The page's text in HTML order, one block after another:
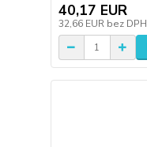
40,17 EUR
32,66 EUR bez DPH